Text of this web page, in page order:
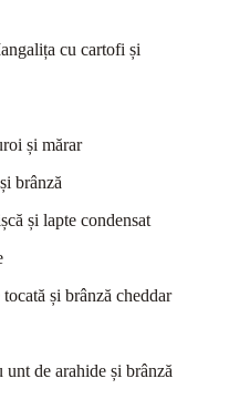
cu cartofi și
și mărar
brânză
și lapte condensat
și brânză cheddar
de arahide și brânză